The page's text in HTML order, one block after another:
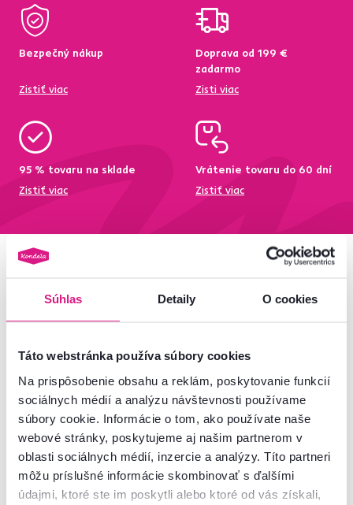
Súhlas Detaily O cookies
Táto webstránka používa súbory cookies
Na prispôsobenie obsahu a reklám, poskytovanie funkcií
sociálnych médií a analýzu návštevnosti používame
súbory cookie. Informácie o tom, ako používate naše
webové stránky, poskytujeme aj našim partnerom v
oblasti sociálnych médií, inzercie a analýzy. Títo partneri
môžu príslušné informácie skombinovať s ďalšími
údajmi, ktoré ste im poskytli alebo ktoré od vás získali,
Bezpečný nákup
Zistiť viac
Doprava od 199 €
zadarmo
Zisti viac
95 % tovaru na sklade
Zistiť viac
Vrátenie tovaru do 60 dní
Zistiť viac
ponuky pre vaše bývanie.
Súhlasím s posielaním pravidelného newslettra
na uvedenú adresu.*
Odoberať